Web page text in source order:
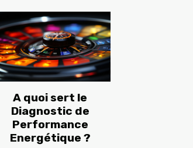
A quoi sert le
Diagnostic de
Performance
Energétique ?